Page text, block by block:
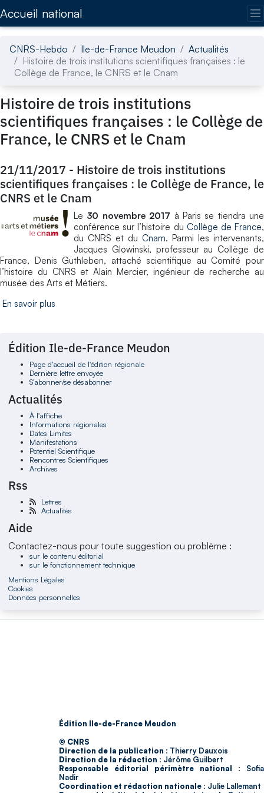
Accueil national
CNRS-Hebdo Ile-de-France Meudon
Actualités
Histoire de trois institutions scientifiques françaises : le
Collège de France, le CNRS et le Cnam
Histoire de trois institutions
scientifiques françaises : le Collège de
France, le CNRS et le Cnam
21/11/2017 - Histoire de trois institutions
scientifiques françaises : le Collège de France, le
CNRS et le Cnam
Le 30 novembre 2017 à Paris se tiendra une
conférence sur l’histoire du Collège de France,
du CNRS et du Cnam. Parmi les intervenants,
Jacques Glowinski, professeur au Collège de
France, Denis Guthleben, attaché scientifique au Comité pour
l’histoire du CNRS et Alain Mercier, ingénieur de recherche au
musée des Arts et Métiers.
En savoir plus
Édition Ile-de-France Meudon
Page d'accueil de l'édition régionale
Dernière lettre envoyée
S'abonner/se désabonner
Actualités
À l'affiche
Informations régionales
Dates Limites
Manifestations
Potentiel Scientifique
Rencontres Scientifiques
Archives
Rss
Lettres
Actualités
Aide
Contactez-nous pour toute suggestion ou problème :
sur le contenu éditorial
sur le fonctionnement technique
Mentions Légales
Cookies
Données personnelles
Édition Ile-de-France Meudon
© CNRS
Direction de la publication : Thierry Dauxois
Direction de la rédaction : Jérôme Guilbert
Responsable éditorial périmètre national : Sofia
Nadir
Coordination et rédaction nationale : Julie Lallemant